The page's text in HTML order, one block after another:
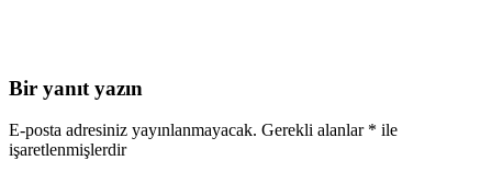
Bir yanıt yazın
E-posta adresiniz yayınlanmayacak. Gerekli alanlar * ile
işaretlenmişlerdir